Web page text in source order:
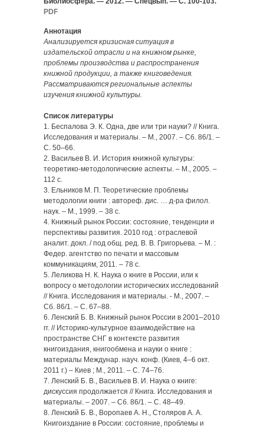
PDF
Аннотация
Анализируется кризисная ситуация в
издательской отрасли и на книжном рынке,
проблемы производства и распространения
книжной продукции, а также книговедения.
Рассматриваются региональные аспекты
изучения книжной культуры.
Список литературы
1. Беспалова Э. К. Одна, две или три науки? // Книга.
Исследования и материалы. – М., 2007. – Сб. 86/1. –
С. 50–66.
2. Васильев В. И. История книжной культуры:
теоретико-методологические аспекты. – М., 2005. –
112 с.
3. Ельников М. П. Теоретические проблемы
методологии книги : автореф. дис. … д-ра филол.
наук. – М., 1999. – 38 с.
4. Книжный рынок России: состояние, тенденции и
пер­спективы развития. 2010 год : отраслевой
аналит. докл. / под общ. ред. В. В. Григорьева. – М. :
Федер. агентство по печати и массовым
коммуникациям, 2011. – 78 с.
5. Леликова Н. К. Наука о книге в России, или к
вопросу о методологии исторических исследований
// Книга. Исследования и материалы. ‑ М., 2007. –
Сб. 86/1. – С. 67–88.
6. Ленский Б. В. Книжный рынок России в 2001–2010
гг. // Историко-культурное взаимодействие на
простран­стве СНГ в контексте развития
книгоиздания, книгообмена и науки о книге :
материалы Междунар. науч. конф. (Киев, 4–6 окт.
2011 г.) – Киев ; М., 2011. – С. 74–76.
7. Ленский Б. В., Васильев В. И. Наука о книге:
дискуссия продолжается // Книга. Исследования и
материалы. – 2007. – Сб. 86/1. – С. 48–49.
8. Ленский Б. В., Воропаев А. Н., Столяров А. А.
Книгоиздание в России: состояние, проблемы и